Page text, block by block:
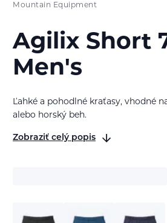
Mountain Equipment
Agilix Short
Men's
Ľahké a pohodlné kraťasy, vhodné
alebo horský beh.
Zobraziť celý popis